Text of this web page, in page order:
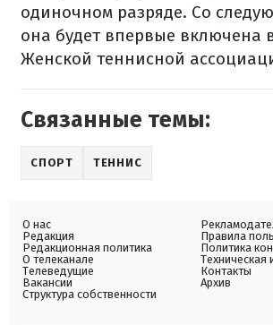
одиночном разряде. Со
она будет впервые включена
Женской теннисной
Связанные темы:
СПОРТ ТЕННИС
О нас
Редакция
Редакционная политика
О телеканале
Телеведущие
Вакансии
Структура собственности
Правила
Политика
Контакты
Архив